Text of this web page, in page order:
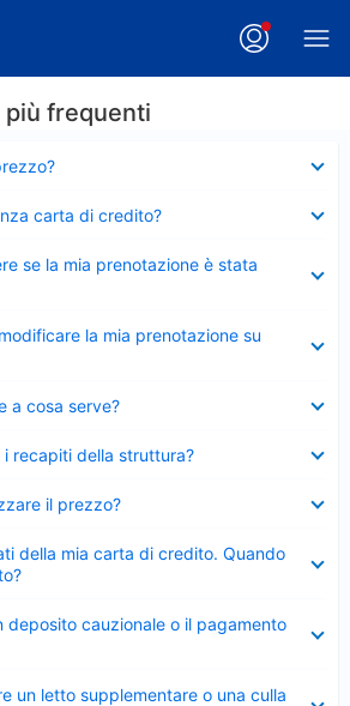
più frequenti
carta di credito?
se la mia prenotazione è stata
la mia prenotazione su
a cosa serve?
recapiti della struttura?
il prezzo?
della mia carta di credito. Quando
deposito cauzionale o il pagamento
un letto supplementare o una culla